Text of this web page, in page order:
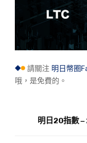
請關注 明日幣圈
哦，是免費的。
明日20指數